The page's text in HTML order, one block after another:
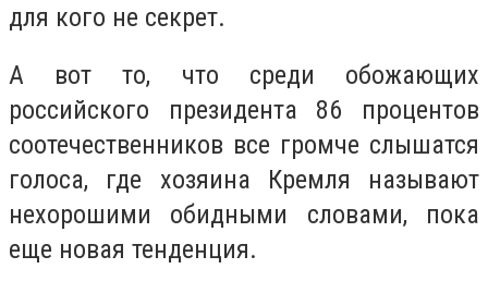
для кого не секрет.
А вот то, что среди обожающих
российского президента 86 процентов
соотечественников все громче слышатся
голоса, где хозяина Кремля называют
нехорошими обидными словами, пока
еще новая тенденция.